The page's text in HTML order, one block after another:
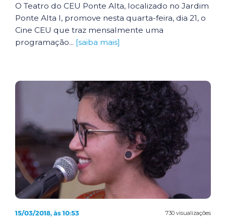
O Teatro do CEU Ponte Alta, localizado no Jardim
Ponte Alta I, promove nesta quarta-feira, dia 21, o
Cine CEU que traz mensalmente uma
programação... [saiba mais]
730 visualizações
15/03/2018, às 10:53